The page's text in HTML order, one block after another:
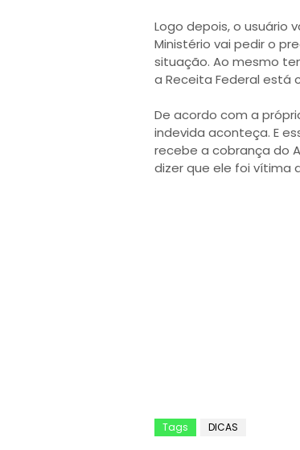
Logo depois, o usuário
Ministério vai pedir o
situação. Ao mesmo
a Receita Federal está
De acordo com a
indevida aconteça. E
recebe a cobrança do
dizer que ele foi vítima
Tags DICAS